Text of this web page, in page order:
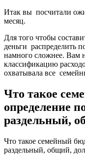
Итак вы посчитали
месяц.
Для того чтобы
деньги распределить
намного сложнее. Вам
классификацию
охватывала все
Что такое
определение
раздельный,
Что такое семейный
раздельный, общий,